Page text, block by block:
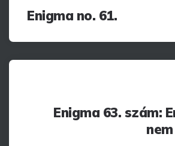
Enigma no. 61.
Enigma 63. szám: